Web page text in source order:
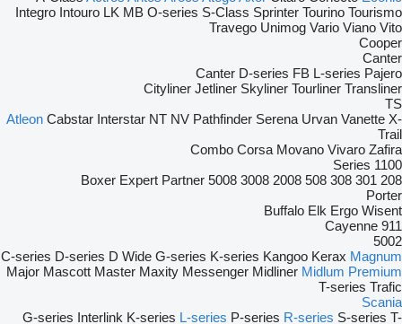
Integro Intouro LK MB O-series S-Class Sprinter Tourino Tourismo
Travego Unimog Vario Viano Vito
Cooper
Canter
Canter D-series FB L-series Pajero
Cityliner Jetliner Skyliner Tourliner Transliner
TS
Atleon Cabstar Interstar NT NV Pathfinder Serena Urvan Vanette X-
Trail
Combo Corsa Movano Vivaro Zafira
1100 Series
208
301
308
508
2008
3008
5008
Boxer Expert Partner
Porter
Buffalo Elk Ergo Wisent
911
Cayenne
5002
C-series D-series D Wide G-series K-series Kangoo Kerax Magnum
Major Mascott Master Maxity Messenger Midliner Midlum Premium
T-series Trafic
Scania
G-series Interlink K-series L-series P-series R-series S-series T-